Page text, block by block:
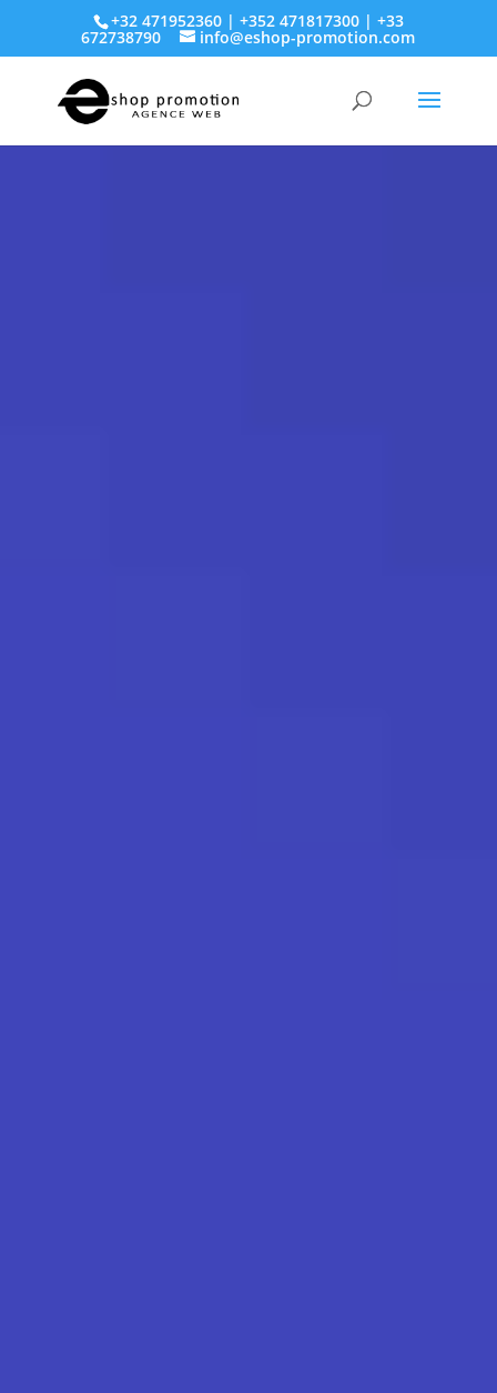
+32 471952360 | +352 471817300 | +33
672738790 info@eshop-promotion.com